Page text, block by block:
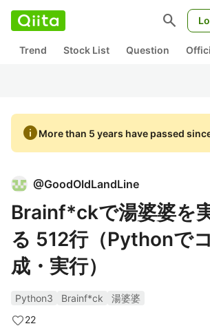
search
Trend Stock List Question
infoMore than 5 years have passed
@GoodOldLandLine
Brainf*ckで湯婆婆を
る 512行（Pythonで
成・実行）
Python3 Brainf*ck
湯婆婆
22